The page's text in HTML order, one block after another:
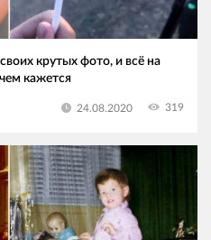
крутых фото, и всё на
кажется
24.08.2020 319